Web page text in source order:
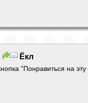
Ёкл
"Понравиться на